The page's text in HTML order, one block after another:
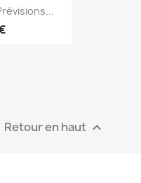
Retour en haut 